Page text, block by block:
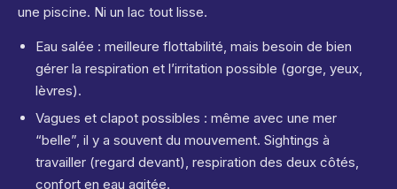
une piscine. Ni un lac tout lisse.
Eau salée : meilleure flottabilité, mais besoin de bien
gérer la respiration et l’irritation possible (gorge, yeux,
lèvres).
Vagues et clapot possibles : même avec une mer
“belle”, il y a souvent du mouvement. Sightings à
travailler (regard devant), respiration des deux côtés,
confort en eau agitée.